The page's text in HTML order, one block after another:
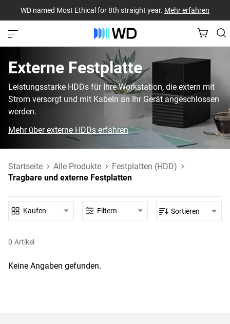
WD named Most Ethical for 8th straight year. Mehr erfahren
Externe Festplatte‎
Leistungsstarke HDDs für Ihre Workstation, die extern mit
Strom versorgt und mit Kabeln an Ihr Gerät angeschlossen
werden.
Mehr über externe HDDs erfahren
Startseite Alle Produkte
Festplatten (HDD)
Tragbare und externe Festplatten
0 Artikel
Kaufen Filtern Sortieren
Keine Angaben gefunden.